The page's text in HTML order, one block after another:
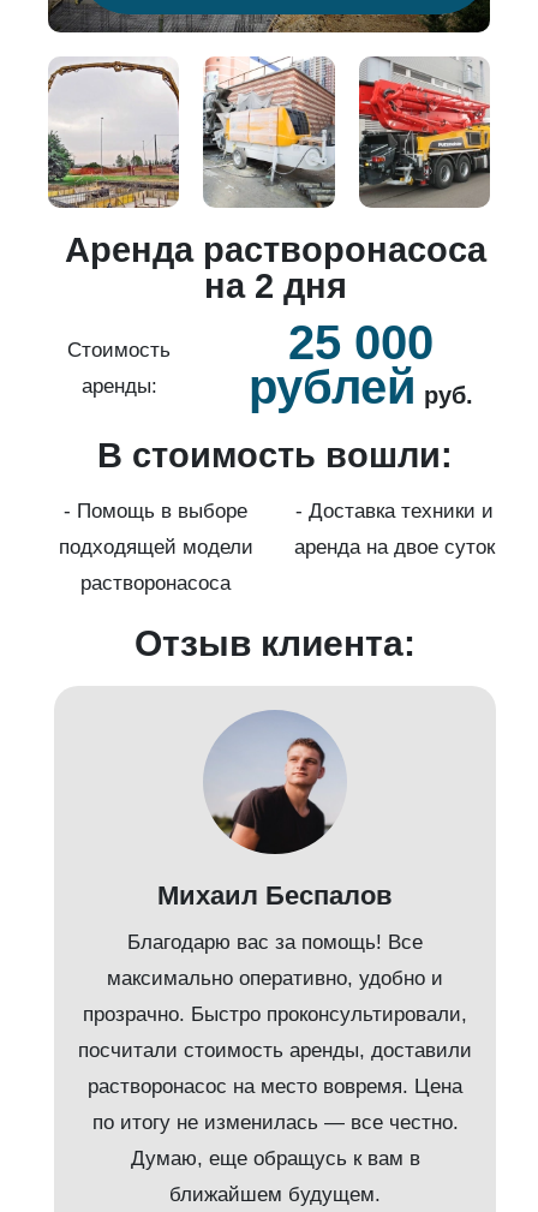
Аренда растворонасоса
на 2 дня
Стоимость
аренды:
25 000
рублей руб.
В стоимость вошли:
- Помощь в выборе
подходящей модели
растворонасоса
- Доставка техники и
аренда на двое суток
Отзыв клиента:
Михаил Беспалов
Благодарю вас за помощь! Все
максимально оперативно, удобно и
прозрачно. Быстро проконсультировали,
посчитали стоимость аренды, доставили
растворонасос на место вовремя. Цена
по итогу не изменилась — все честно.
Думаю, еще обращусь к вам в
ближайшем будущем.